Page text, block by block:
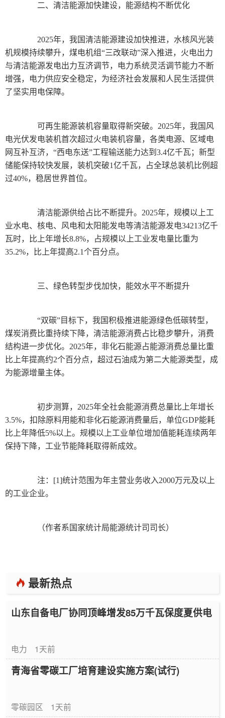
二、清洁能源加快建设，能源结构不断优化
2025年，我国清洁能源建设加快推进，水核风光装
机规模持续攀升，煤电机组“三改联动”深入推进，火电出力
与清洁能源发电出力互济调节，电力系统灵活调节能力不断
增强，电力供应安全稳定，为经济社会发展和人民生活提供
了坚实用电保障。
可再生能源装机容量取得新突破。2025年，我国风
电光伏发电装机首次超过火电装机容量，各类电源、区域电
网互补互济，“西电东送”工程输送能力达到3.4亿千瓦；新型
储能保持较快发展，装机突破1亿千瓦，占全球总装机比例超
过40%，稳居世界首位。
清洁能源供给占比不断提升。2025年，规模以上工
业水电、核电、风电和太阳能发电等清洁能源发电34213亿千
瓦时，比上年增长8.8%，占规模以上工业发电量比重为
35.2%，比上年提高2.1个百分点。
三、绿色转型步伐加快，能效水平不断提升
“双碳”目标下，我国积极推进能源绿色低碳转型，
煤炭消费比重持续下降，清洁能源消费占比稳步攀升，消费
结构进一步优化。2025年，非化石能源占能源消费总量比重
比上年提高约2个百分点，超过石油成为第二大能源类型，成
为能源增量主体。
初步测算，2025年全社会能源消费总量比上年增长
3.5%，扣除原料用能和非化石能源消费量后，单位GDP能耗
比上年降低5%以上。规模以上工业单位增加值能耗连续两年
保持下降，工业节能降耗取得新成效。
注：[1]统计范围为年主营业务收入2000万元及以上
的工业企业。
（作者系国家统计局能源统计司司长）
最新热点
山东自备电厂协同顶峰增发85万千瓦保度夏供电
电力 1天前
青海省零碳工厂培育建设实施方案(试行)
零碳园区 1天前